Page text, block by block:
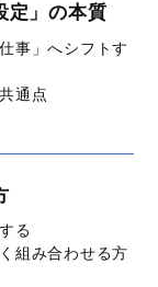
定」の本質
事」へシフトす
通点
る
組み合わせる方